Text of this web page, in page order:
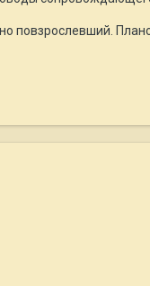
повзрослевший.